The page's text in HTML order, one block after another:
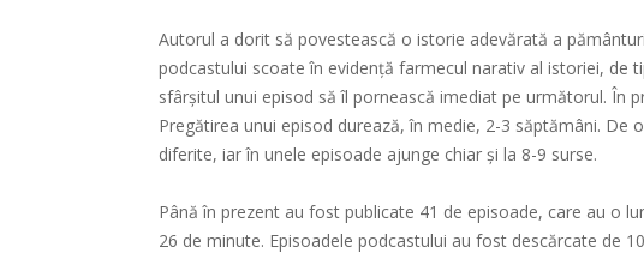
Autorul a dorit să povestească o istorie adevărată a
podcastului scoate în evidență farmecul narativ al istoriei, de
sfârșitul unui episod să îl pornească imediat pe următorul. În
Pregătirea unui episod durează, în medie, 2-3 săptămâni. De
diferite, iar în unele episoade ajunge chiar și la 8-9 surse.
Până în prezent au fost publicate 41 de episoade, care au o
26 de minute. Episoadele podcastului au fost descărcate de